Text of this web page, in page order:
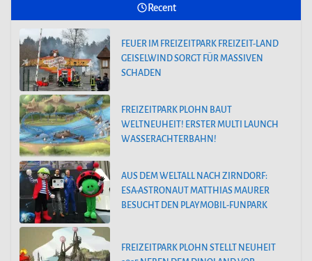
Recent
FEUER IM FREIZEITPARK FREIZEIT-LAND
GEISELWIND SORGT FÜR MASSIVEN
SCHADEN
FREIZEITPARK PLOHN BAUT
WELTNEUHEIT! ERSTER MULTI LAUNCH
WASSERACHTERBAHN!
AUS DEM WELTALL NACH ZIRNDORF:
ESA-ASTRONAUT MATTHIAS MAURER
BESUCHT DEN PLAYMOBIL-FUNPARK
FREIZEITPARK PLOHN STELLT NEUHEIT